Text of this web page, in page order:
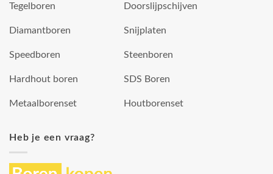
Tegelboren
Diamantboren
Speedboren
Hardhout boren
Metaalborenset
Doorslijpschijven
Snijplaten
Steenboren
SDS Boren
Houtborenset
Heb je een vraag?